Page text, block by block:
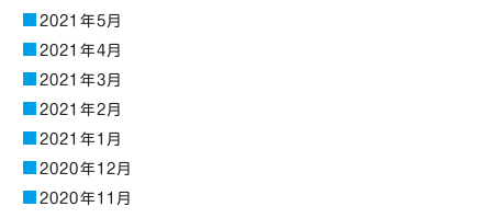
2021年5月
2021年4月
2021年3月
2021年2月
2021年1月
2020年12月
2020年11月